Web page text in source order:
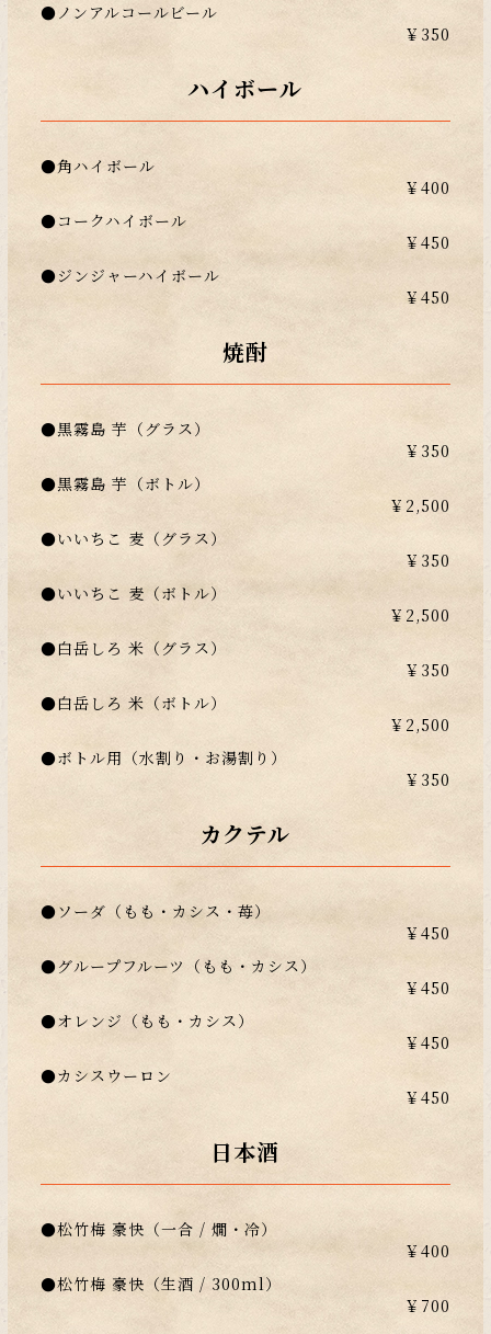
●ノンアルコールビール
￥350
ハイボール
●角ハイボール
￥400
●コークハイボール
￥450
●ジンジャーハイボール
￥450
焼酎
●黒霧島 芋（グラス）
￥350
●黒霧島 芋（ボトル）
￥2,500
●いいちこ 麦（グラス）
￥350
●いいちこ 麦（ボトル）
￥2,500
●白岳しろ 米（グラス）
￥350
●白岳しろ 米（ボトル）
￥2,500
●ボトル用（水割り・お湯割り）
￥350
カクテル
●ソーダ（もも・カシス・苺）
￥450
●グループフルーツ（もも・カシス）
￥450
●オレンジ（もも・カシス）
￥450
●カシスウーロン
￥450
日本酒
●松竹梅 豪快（一合 / 燗・冷）
￥400
●松竹梅 豪快（生酒 / 300ml）
￥700